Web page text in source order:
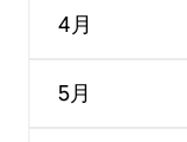
4月
5月